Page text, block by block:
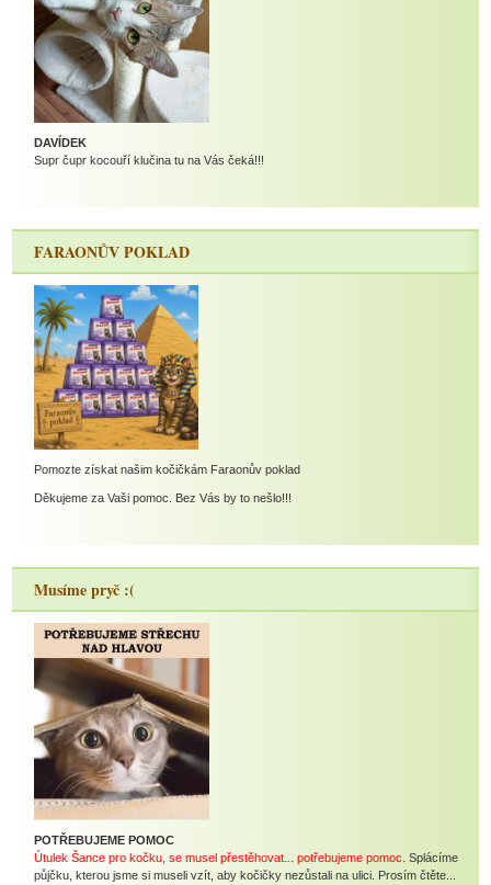
DAVÍDEK
Supr čupr kocouří klučina tu na Vás čeká!!!
FARAONŮV POKLAD
Pomozte získat našim kočičkám Faraonův poklad
Děkujeme za Vaši pomoc. Bez Vás by to nešlo!!!
Musíme pryč :(
POTŘEBUJEME POMOC
Útulek Šance pro kočku, se musel přestěhovat... potřebujeme pomoc. Splácíme
půjčku, kterou jsme si museli vzít, aby kočičky nezůstali na ulici. Prosím čtěte...